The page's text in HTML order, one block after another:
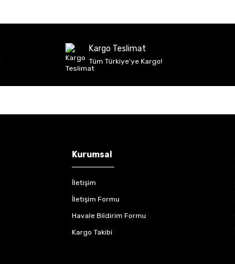
Kargo Teslimat
Tüm Türkiye’ye Kargo!
Kurumsal
İletişim
İletişim Formu
Havale Bildirim Formu
Kargo Takibi